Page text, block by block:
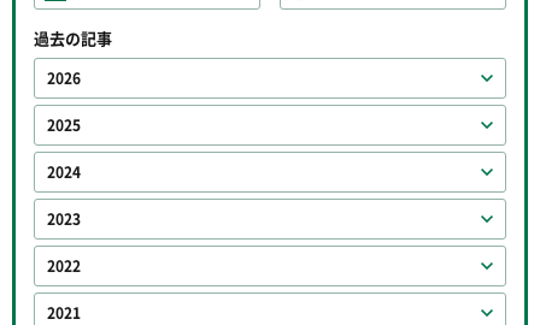
過去の記事
2026
2025
2024
2023
2022
2021